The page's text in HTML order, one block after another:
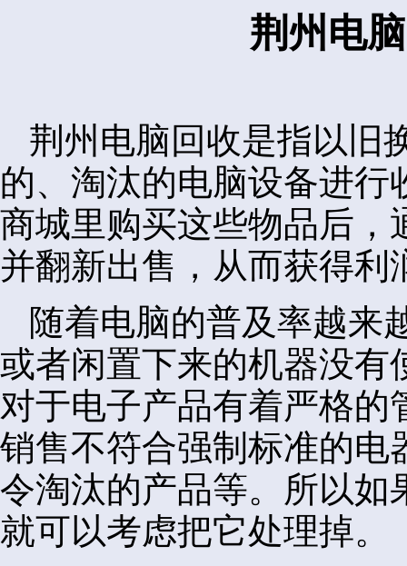
荆州电
荆州电脑回收是指以旧
的、淘汰的电脑设备进
商城里购买这些物品后，
并翻新出售，从而获得利
随着电脑的普及率越来
或者闲置下来的机器没有
对于电子产品有着严格
销售不符合强制标准的电
令淘汰的产品等。所以如
就可以考虑把它处理掉。